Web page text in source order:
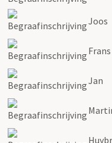
Joos
Frans
Jan